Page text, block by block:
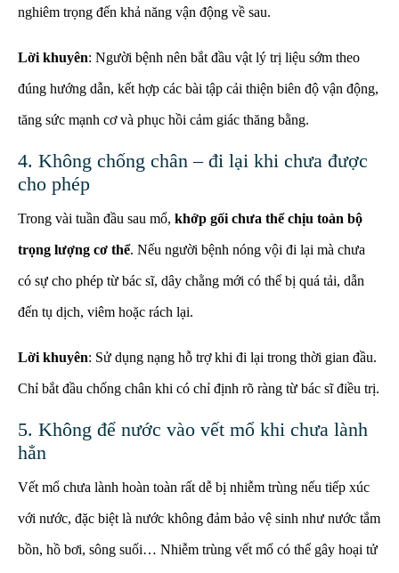
nghiêm trọng đến khả năng vận động về sau.
Lời khuyên: Người bệnh nên bắt đầu vật lý trị liệu sớm theo
đúng hướng dẫn, kết hợp các bài tập cải thiện biên độ vận động,
tăng sức mạnh cơ và phục hồi cảm giác thăng bằng.
4. Không chống chân – đi lại khi chưa được
cho phép
Trong vài tuần đầu sau mổ, khớp gối chưa thể chịu toàn bộ
trọng lượng cơ thể. Nếu người bệnh nóng vội đi lại mà chưa
có sự cho phép từ bác sĩ, dây chằng mới có thể bị quá tải, dẫn
đến tụ dịch, viêm hoặc rách lại.
Lời khuyên: Sử dụng nạng hỗ trợ khi đi lại trong thời gian đầu.
Chỉ bắt đầu chống chân khi có chỉ định rõ ràng từ bác sĩ điều trị.
5. Không để nước vào vết mổ khi chưa lành
hẳn
Vết mổ chưa lành hoàn toàn rất dễ bị nhiễm trùng nếu tiếp xúc
với nước, đặc biệt là nước không đảm bảo vệ sinh như nước tắm
bồn, hồ bơi, sông suối… Nhiễm trùng vết mổ có thể gây hoại tử